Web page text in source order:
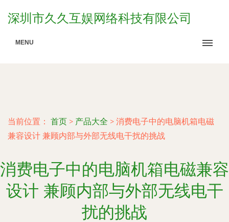
深圳市久久互娱网络科技有限公司
MENU
当前位置： 首页 > 产品大全 > 消费电子中的电脑机箱电磁
兼容设计 兼顾内部与外部无线电干扰的挑战
消费电子中的电脑机箱电磁兼容
设计 兼顾内部与外部无线电干
扰的挑战